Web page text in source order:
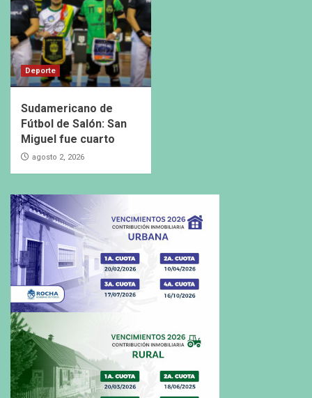
Deporte
Sudamericano de
Fútbol de Salón: San
Miguel fue cuarto
agosto 2, 2026